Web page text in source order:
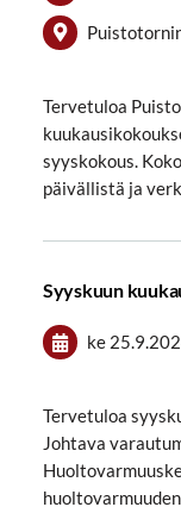
Tervetuloa
syyskokous.
päivällistä ja
Syyskuun
ke
Tervetuloa
Johtava